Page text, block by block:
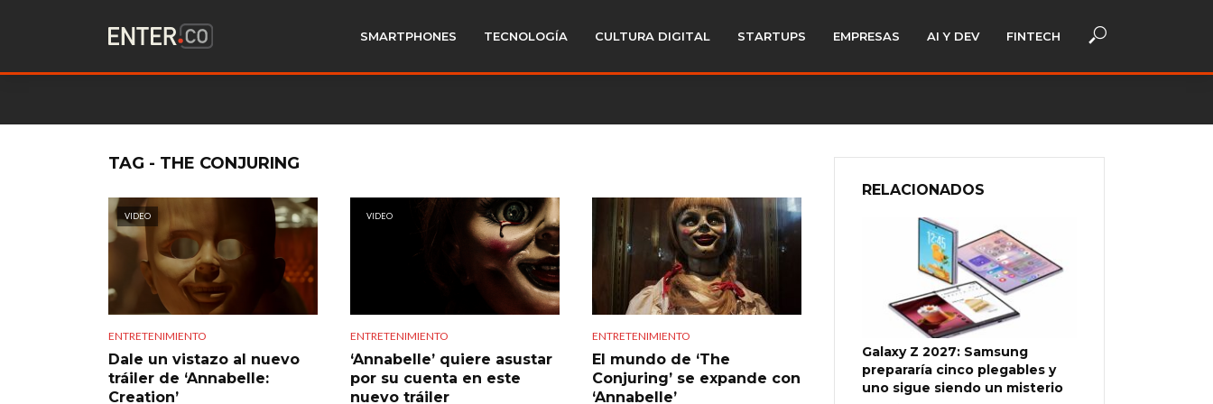
SMARTPHONES TECNOLOGÍA CULTURA DIGITAL STARTUPS EMPRESAS AI Y DEV FINTECH
TAG - THE CONJURING
VIDEO
ENTRETENIMIENTO
Dale un vistazo al nuevo
tráiler de ‘Annabelle:
Creation’
VIDEO
ENTRETENIMIENTO
‘Annabelle’ quiere asustar
por su cuenta en este
nuevo tráiler
ENTRETENIMIENTO
El mundo de ‘The
Conjuring’ se expande con
‘Annabelle’
RELACIONADOS
Galaxy Z 2027: Samsung
prepararía cinco plegables y
uno sigue siendo un misterio